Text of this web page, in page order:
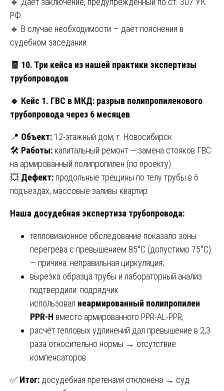
РФ.
🔹 В случае необходимости — даёт пояснения в
судебном заседании.
🧾 10. Три кейса из нашей практики экспертизы
трубопроводов
🔹 Кейс 1. ГВС в МКД: разрыв полипропиленового
трубопровода через 6 месяцев
📍 Объект: 12-этажный дом, г. Новосибирск
🛠 Работы: капитальный ремонт — замена стояков ГВС
на армированный полипропилен (по проекту)
💥 Дефект: продольные трещины по телу трубы в 6
подъездах, массовые заливы квартир
Наша досудебная экспертиза трубопровода:
тепловизионное обследование показало зоны
перегрева с превышением 85°C (допустимо 75°C)
— причина: неправильная циркуляция;
вырезка образца трубы и лабораторный анализ
подтвердили: подрядчик
использовал неармированный полипропилен
PPR-H вместо армированного PPR-AL-PPR;
расчёт тепловых удлинений дал превышение в 2,3
раза относительно нормы → отсутствие
компенсаторов.
✅ Итог: досудебная претензия отклонена → суд